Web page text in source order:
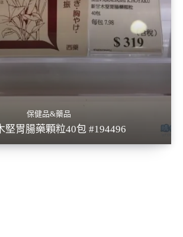
保健品&藥品
堅胃腸藥顆粒40包 #194496